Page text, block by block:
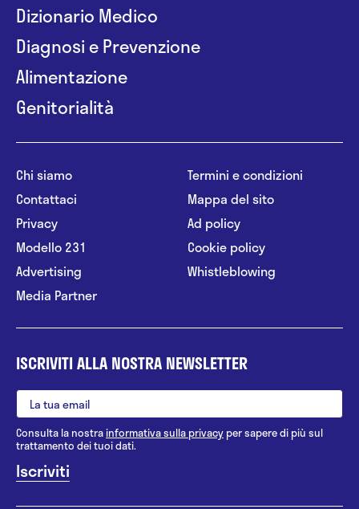
Dizionario Medico
Diagnosi e Prevenzione
Alimentazione
Genitorialità
Chi siamo
Contattaci
Privacy
Modello 231
Advertising
Media Partner
Termini e condizioni
Mappa del sito
Ad policy
Cookie policy
Whistleblowing
ISCRIVITI ALLA NOSTRA NEWSLETTER
Consulta la nostrainformativa sulla privacy per sapere di più sul
trattamento dei tuoi dati.